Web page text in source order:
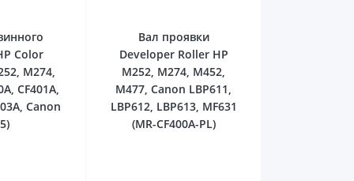
Color
M274,
CF401A,
Canon
Вал проявки
Developer Roller HP
M252, M274, M452,
M477, Canon LBP611,
LBP612, LBP613, MF631
(MR-CF400A-PL)